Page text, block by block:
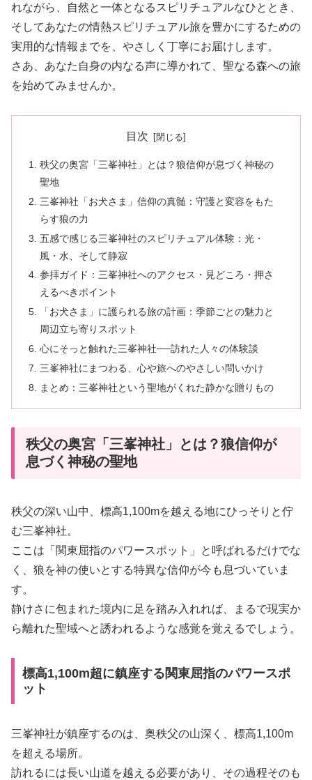
れながら、自然と一体となるスピリチュアルなひととき、
そしてあなたの情熱スピリチュアル旅を豊かにするための
実用的な情報までを、やさしく丁寧にお届けします。
さあ、あなた自身の内なる声に導かれて、聖なる森への旅
を始めてみませんか。
目次
秩父の奥宮「三峯神社」とは？狼信仰が息づく神秘の
聖地
三峯神社「お犬さま」信仰の真髄：守護と変容をもた
らす狼の力
五感で感じる三峯神社のスピリチュアル体験：光・
風・水、そして静寂
参拝ガイド：三峯神社へのアクセス・見どころ・押さ
えるべきポイント
「お犬さま」に護られる旅の計画：季節ごとの魅力と
周辺立ち寄りスポット
心にそっと触れた三峯神社──訪れた人々の体験談
三峯神社にまつわる、心や旅へのやさしい問いかけ
まとめ：三峯神社という聖地がくれた静かな贈りもの
秩父の奥宮「三峯神社」とは？狼信仰が
息づく神秘の聖地
秩父の深い山中、標高1,100mを越える地にひっそりと佇
む三峯神社。
ここは「関東屈指のパワースポット」と呼ばれるだけでな
く、狼を神の使いとする特異な信仰が今も息づいていま
す。
静けさに包まれた境内に足を踏み入れれば、まるで現実か
ら離れた聖域へと誘われるような感覚を覚えるでしょう。
標高1,100m超に鎮座する関東屈指のパワースポ
ット
三峯神社が鎮座するのは、奥秩父の山深く、標高1,100m
を超える場所。
訪れるには長い山道を越える必要があり、その過程そのも